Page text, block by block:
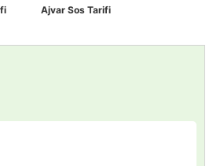
Ajvar Sos Tarifi